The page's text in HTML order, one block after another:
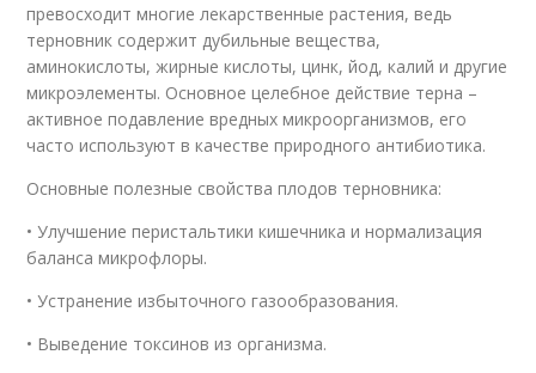
превосходит многие лекарственные растения, ведь
терновник содержит дубильные вещества,
аминокислоты, жирные кислоты, цинк, йод, калий и другие
микроэлементы. Основное целебное действие терна –
активное подавление вредных микроорганизмов, его
часто используют в качестве природного антибиотика.
Основные полезные свойства плодов терновника:
• Улучшение перистальтики кишечника и нормализация
баланса микрофлоры.
• Устранение избыточного газообразования.
• Выведение токсинов из организма.